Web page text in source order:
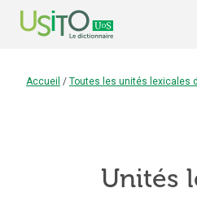
Accueil / Toutes les unités lexicales
Unités